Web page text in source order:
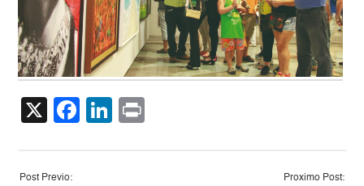
X Facebook
LinkedIn
Post Previo: Proximo Post: